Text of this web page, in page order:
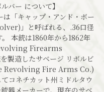
バー について】
は「キャップ・アンド・ボー
」と呼ばれる、.36口径
本銃は1860年から1862年
Firearms
製造したサベージ リボルビ
Revolving Fire Arms Co.)
コネチカット州ミドルタウ
器メーカーで、現在のサベ